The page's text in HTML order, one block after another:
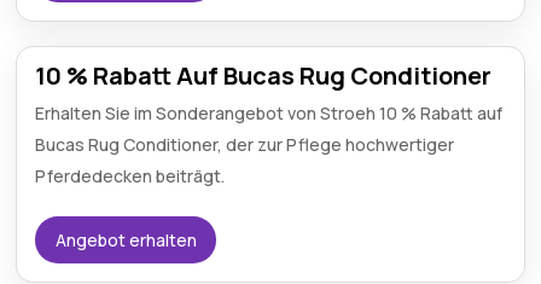
10 % Rabatt Auf Bucas Rug Conditioner
Erhalten Sie im Sonderangebot von Stroeh 10 % Rabatt auf
Bucas Rug Conditioner, der zur Pflege hochwertiger
Pferdedecken beiträgt.
Angebot erhalten